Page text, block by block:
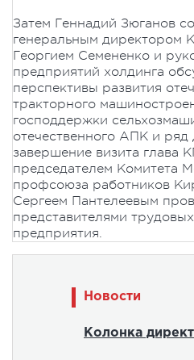
Затем Геннадий Зюганов
генеральным директором
Георгием Семененко и
предприятий холдинга
перспективы развития
тракторного
господдержки
отечественного АПК и ряд
завершение визита глава
председателем Комитета
профсоюза работников
Сергеем Пантелеевым
представителями
предприятия.
Новости
Колонка